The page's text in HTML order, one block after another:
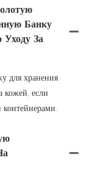
Банку
За
для хранения
кожей, если